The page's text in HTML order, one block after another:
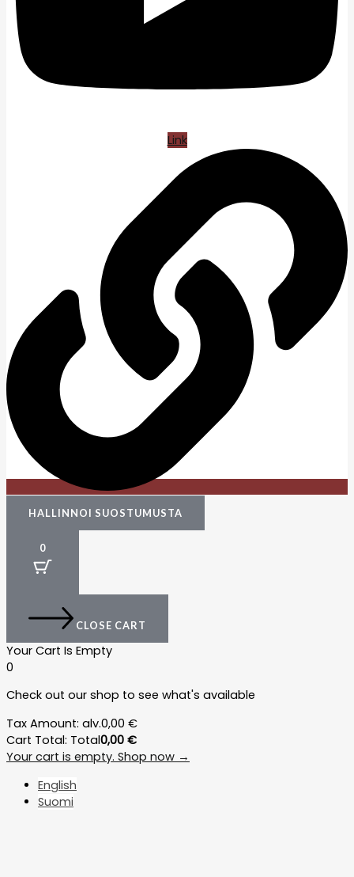
Link
HALLINNOI SUOSTUMUSTA
0
CLOSE CART
Your Cart Is Empty
0
Check out our shop to see what's available
Tax Amount: alv.0,00 €
Cart Total: Total0,00 €
Your cart is empty. Shop now →
English
Suomi